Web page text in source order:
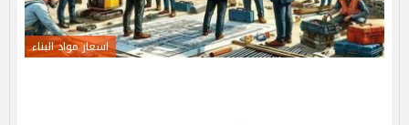
اسعار مواد البناء